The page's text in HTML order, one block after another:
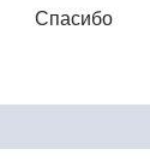
Спасибо